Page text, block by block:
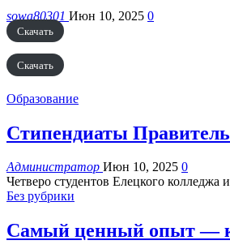
sowa80301 Июн 10, 2025 0
Скачать
Скачать
Образование
Стипендиаты
Администратор Июн 10, 2025 0
Четверо студентов Елецкого
Без рубрики
Самый ценный опыт —